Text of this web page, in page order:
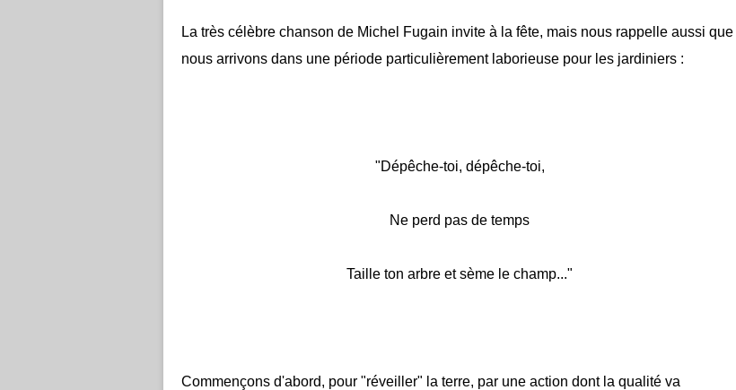
La très célèbre chanson de Michel Fugain invite à la fête, mais nous rappelle aussi que
nous arrivons dans une période particulièrement laborieuse pour les jardiniers :
"Dépêche-toi, dépêche-toi,
Ne perd pas de temps
Taille ton arbre et sème le champ..."
Commençons d'abord, pour "réveiller" la terre, par une action dont la qualité va